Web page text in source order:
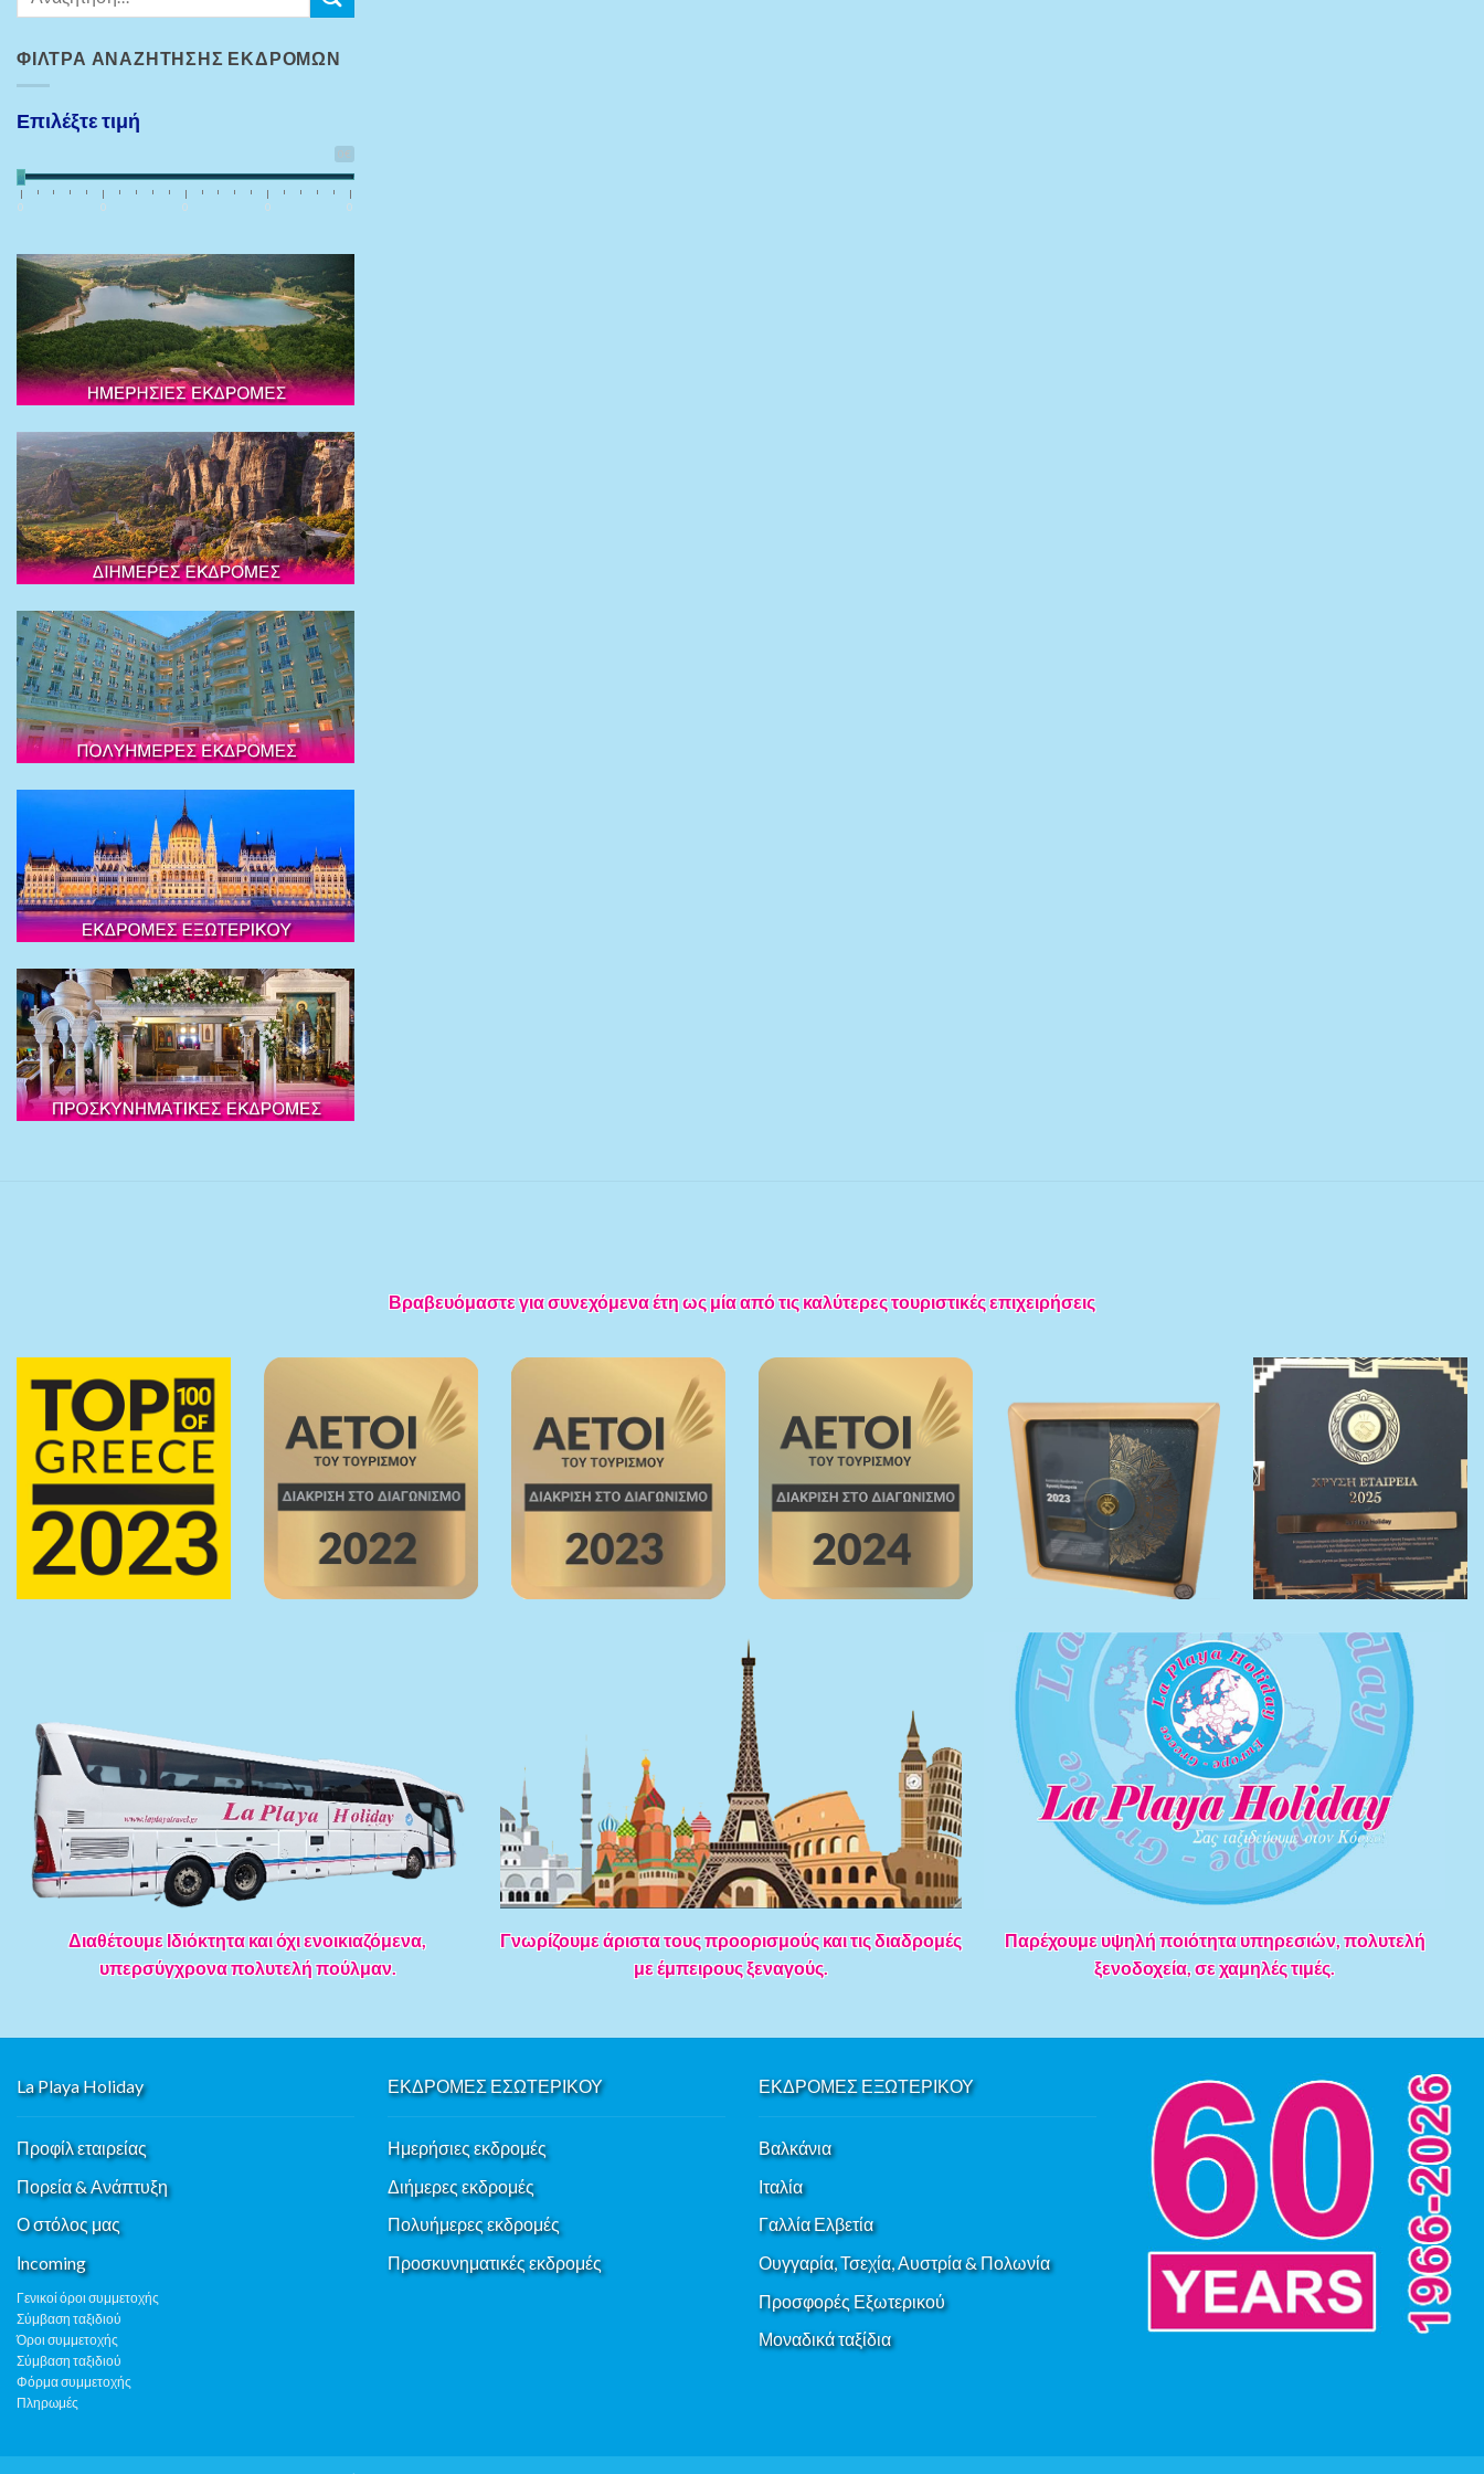
ΦΊΛΤΡΑ ΑΝΑΖΉΤΗΣΗΣ ΕΚΔΡΟΜΏΝ
Επιλέξτε τιμή
0€
0 0 0 0 0
Βραβευόμαστε για συνεχόμενα έτη ως μία από τις καλύτερες τουριστικές επιχειρήσεις
Διαθέτουμε Ιδιόκτητα και όχι ενοικιαζόμενα,
υπερσύγχρονα πολυτελή πούλμαν.
Γνωρίζουμε άριστα τους προορισμούς και τις διαδρομές
με έμπειρους ξεναγούς.
Παρέχουμε υψηλή ποιότητα υπηρεσιών, πολυτελή
ξενοδοχεία, σε χαμηλές τιμές.
La Playa Holiday
Προφίλ εταιρείας
Πορεία & Ανάπτυξη
Ο στόλος μας
Ιncoming
Γενικοί όροι συμμετοχής
Σύμβαση ταξιδιού
Όροι συμμετοχής
Σύμβαση ταξιδιού
Φόρμα συμμετοχής
Πληρωμές
ΕΚΔΡΟΜΕΣ ΕΣΩΤΕΡΙΚΟΥ
Ημερήσιες εκδρομές
Διήμερες εκδρομές
Πολυήμερες εκδρομές
Προσκυνηματικές εκδρομές
ΕΚΔΡΟΜΕΣ ΕΞΩΤΕΡΙΚΟΥ
Βαλκάνια
Ιταλία
Γαλλία Ελβετία
Ουγγαρία, Τσεχία, Αυστρία & Πολωνία
Προσφορές Εξωτερικού
Μοναδικά ταξίδια